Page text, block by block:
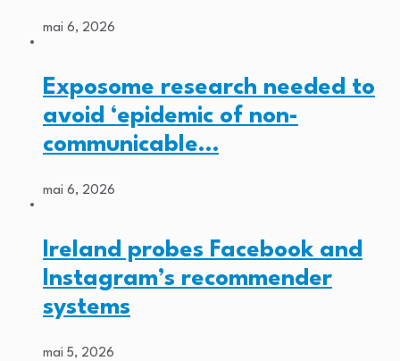
mai 6, 2026
Exposome research needed to
avoid ‘epidemic of non-
communicable…
mai 6, 2026
Ireland probes Facebook and
Instagram’s recommender
systems
mai 5, 2026